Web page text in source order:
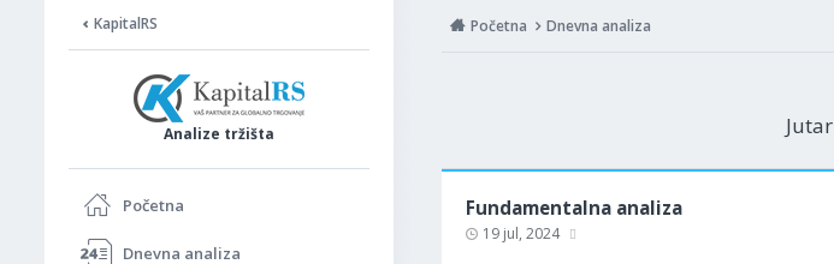
KapitalRS
Analize tržišta
Početna
Dnevna analiza
Početna Dnevna analiza
Fundamentalna analiza
19 jul, 2024